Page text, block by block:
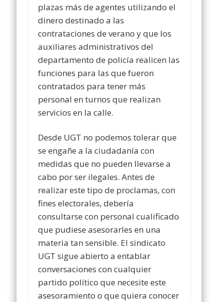
plazas más de agentes utilizando el
dinero destinado a las
contrataciones de verano y que los
auxiliares administrativos del
departamento de policía realicen las
funciones para las que fueron
contratados para tener más
personal en turnos que realizan
servicios en la calle.
Desde UGT no podemos tolerar que
se engañe a la ciudadanía con
medidas que no pueden llevarse a
cabo por ser ilegales. Antes de
realizar este tipo de proclamas, con
fines electorales, debería
consultarse con personal cualificado
que pudiese asesorarles en una
materia tan sensible. El sindicato
UGT sigue abierto a entablar
conversaciones con cualquier
partido político que necesite este
asesoramiento o que quiera conocer